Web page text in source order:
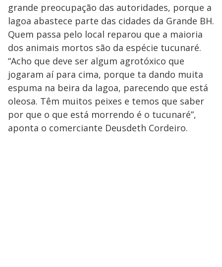
grande preocupação das autoridades, porque a
lagoa abastece parte das cidades da Grande BH.
Quem passa pelo local reparou que a maioria
dos animais mortos são da espécie tucunaré.
“Acho que deve ser algum agrotóxico que
jogaram aí para cima, porque ta dando muita
espuma na beira da lagoa, parecendo que está
oleosa. Têm muitos peixes e temos que saber
por que o que está morrendo é o tucunaré”,
aponta o comerciante Deusdeth Cordeiro.